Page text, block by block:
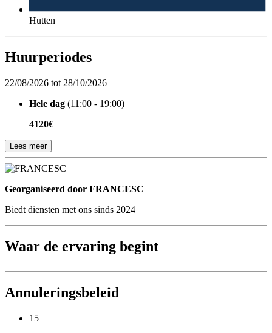
Hutten
Huurperiodes
22/08/2026 tot 28/10/2026
Hele dag (11:00 - 19:00)
4120€
Lees meer
Georganiseerd door
Georganiseerd door FRANCESC
Biedt diensten met ons sinds 2024
Waar de ervaring begint
Annuleringsbeleid
15